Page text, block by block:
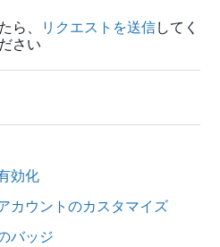
ら、 リクエストを送信してく
ださい
効化
カウントのカスタマイズ
バッジ